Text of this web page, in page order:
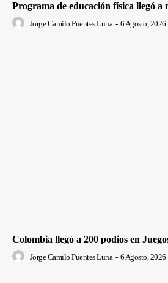
Programa de educación física llegó a
Jorge Camilo Puentes Luna - 6 Agosto, 2026
Colombia llegó a 200 podios en
Jorge Camilo Puentes Luna - 6 Agosto, 2026